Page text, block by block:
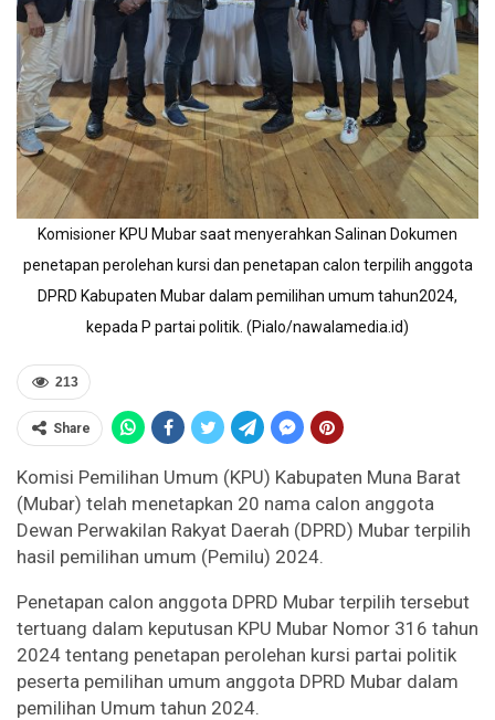
Komisioner KPU Mubar saat menyerahkan Salinan Dokumen
penetapan perolehan kursi dan penetapan calon terpilih anggota
DPRD Kabupaten Mubar dalam pemilihan umum tahun2024,
kepada P partai politik. (Pialo/nawalamedia.id)
213
Share
Komisi Pemilihan Umum (KPU) Kabupaten Muna Barat
(Mubar) telah menetapkan 20 nama calon anggota
Dewan Perwakilan Rakyat Daerah (DPRD) Mubar terpilih
hasil pemilihan umum (Pemilu) 2024.
Penetapan calon anggota DPRD Mubar terpilih tersebut
tertuang dalam keputusan KPU Mubar Nomor 316 tahun
2024 tentang penetapan perolehan kursi partai politik
peserta pemilihan umum anggota DPRD Mubar dalam
pemilihan Umum tahun 2024.